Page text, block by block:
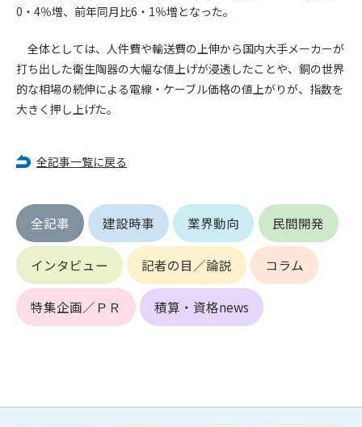
0・4％増、前年同月比6・1％増となった。
全体としては、人件費や輸送費の上伸から国内大手メーカーが
打ち出した衛生陶器の大幅な値上げが浸透したことや、銅の世界
的な相場の続伸による電線・ケーブル価格の値上がりが、指数を
大きく押し上げた。
全記事一覧に戻る
全記事 建設時事 業界動向 民間開発
インタビュー 記者の目／論説 コラム
特集企画／ＰＲ 積算・資格news
ちに全ての会員が了承したものとみなします。
第4条（会員審査および資格の取り消し）
会員とは、本規約を承諾の上、所定の会員申込手続きを完了
後、管理者がこれを承認した者をいいます。
第4条（会員の定義と登録）
員としての権限を承認しないことがあります。
(2) 本規約に違反した場合/li>
(3) 会員申し込みの際、申告事項に虚偽があった場合
(4) 会員申込者が管理者所定の手続き通りに会員申込手続き処
理を行わなかった場合
(5) その他管理者が会員とすることを不適当と判断した場合
2. 管理者は承認後であっても承認した会員が前項の何れかに該
当することが判明した場合、会員資格を取り消すことがあり
用および管理について責任を負うものとします。